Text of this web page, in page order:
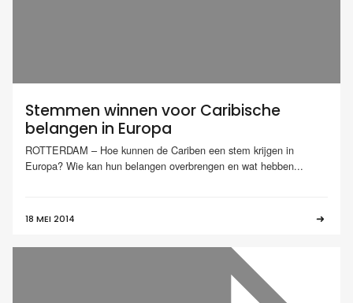
Stemmen winnen voor Caribische
belangen in Europa
ROTTERDAM – Hoe kunnen de Cariben een stem krijgen in
Europa? Wie kan hun belangen overbrengen en wat hebben...
18 MEI 2014